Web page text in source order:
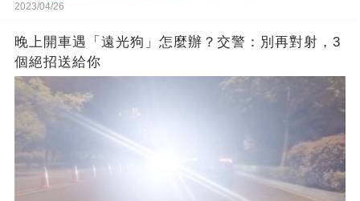
2023/04/26
晚上開車遇「遠光狗」怎麼辦？交警：別再對射，3
個絕招送給你